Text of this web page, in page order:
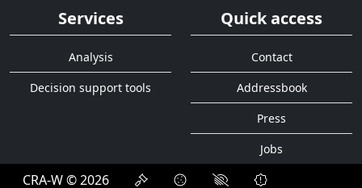
Services
Analysis
Decision support tools
Quick access
Contact
Addressbook
Press
Jobs
CRA-W © 2026